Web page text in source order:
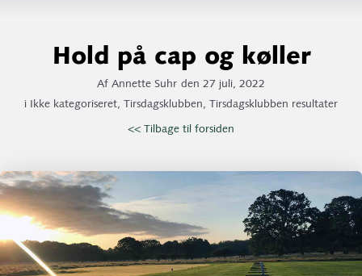
Hold på cap og køller
Af Annette Suhr den 27 juli, 2022
i Ikke kategoriseret, Tirsdagsklubben, Tirsdagsklubben resultater
<< Tilbage til forsiden